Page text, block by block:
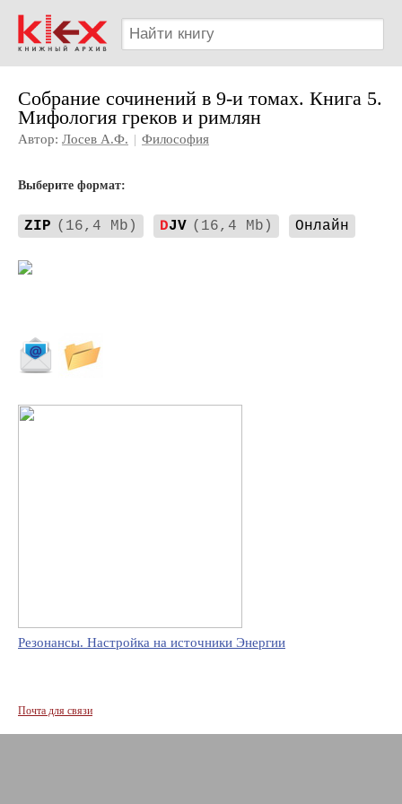
Собрание сочинений в 9-и томах. Книга 5.
Мифология греков и римлян
Автор: Лосев А.Ф. | Философия
Выберите формат:
ZIP (16,4 Mb) DJV (16,4 Mb) Онлайн
Резонансы. Настройка на источники Энергии
Почта для связи